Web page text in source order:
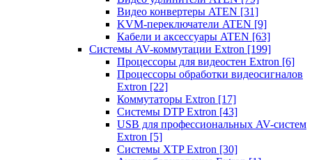
Видео конвертеры ATEN [31]
KVM-переключатели ATEN [9]
Кабели и аксессуары ATEN [63]
Системы AV-коммутации Extron [199]
Процессоры для видеостен Extron [6]
Процессоры обработки видеосигналов
Extron [22]
Коммутаторы Extron [17]
Системы DTP Extron [43]
USB для профессиональных AV-систем
Extron [5]
Системы XTP Extron [30]